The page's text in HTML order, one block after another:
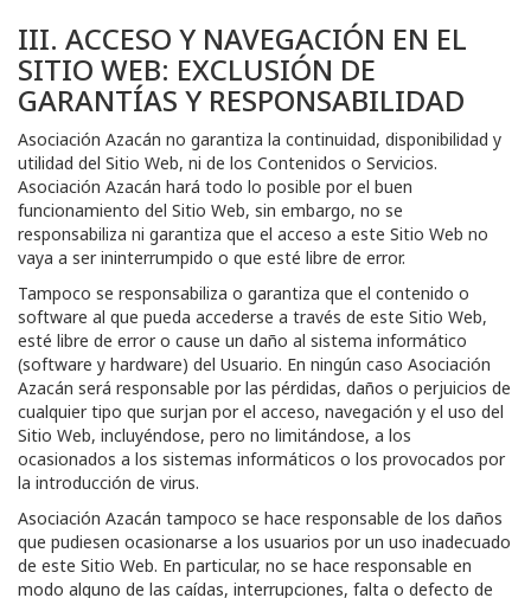
III. ACCESO Y NAVEGACIÓN EN EL
SITIO WEB: EXCLUSIÓN DE
GARANTÍAS Y RESPONSABILIDAD
Asociación Azacán no garantiza la continuidad, disponibilidad y
utilidad del Sitio Web, ni de los Contenidos o Servicios.
Asociación Azacán hará todo lo posible por el buen
funcionamiento del Sitio Web, sin embargo, no se
responsabiliza ni garantiza que el acceso a este Sitio Web no
vaya a ser ininterrumpido o que esté libre de error.
Tampoco se responsabiliza o garantiza que el contenido o
software al que pueda accederse a través de este Sitio Web,
esté libre de error o cause un daño al sistema informático
(software y hardware) del Usuario. En ningún caso Asociación
Azacán será responsable por las pérdidas, daños o perjuicios de
cualquier tipo que surjan por el acceso, navegación y el uso del
Sitio Web, incluyéndose, pero no limitándose, a los
ocasionados a los sistemas informáticos o los provocados por
la introducción de virus.
Asociación Azacán tampoco se hace responsable de los daños
que pudiesen ocasionarse a los usuarios por un uso inadecuado
de este Sitio Web. En particular, no se hace responsable en
modo alguno de las caídas, interrupciones, falta o defecto de